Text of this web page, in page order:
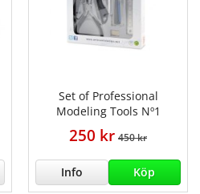
Set of Professional
Modeling Tools Nº1
250 kr 450 kr
Info Köp